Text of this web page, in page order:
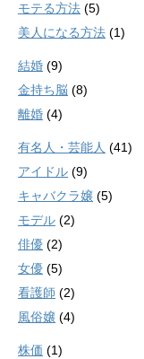
モテる方法 (5)
美人になる方法 (1)
結婚 (9)
金持ち脳 (8)
離婚 (4)
有名人・芸能人 (41)
アイドル (9)
キャバクラ嬢 (5)
モデル (2)
俳優 (2)
女優 (5)
看護師 (2)
風俗嬢 (4)
株価 (1)